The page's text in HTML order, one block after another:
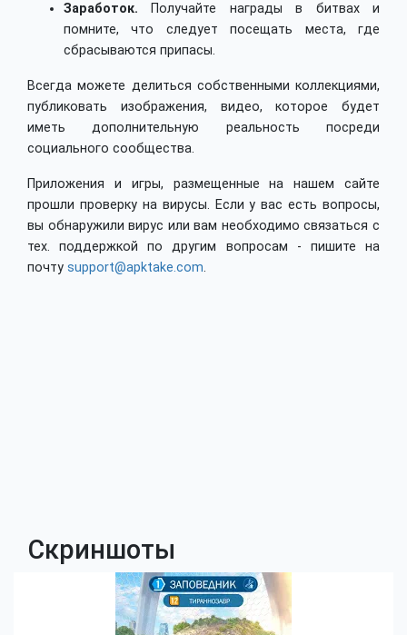
Заработок. Получайте награды в битвах и
помните, что следует посещать места, где
сбрасываются припасы.
Всегда можете делиться собственными коллекциями,
публиковать изображения, видео, которое будет
иметь дополнительную реальность посреди
социального сообщества.
Приложения и игры, размещенные на нашем сайте
прошли проверку на вирусы. Если у вас есть вопросы,
вы обнаружили вирус или вам необходимо связаться с
тех. поддержкой по другим вопросам - пишите на
почту support@apktake.com.
Скриншоты